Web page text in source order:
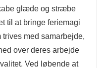
glæde og stræbe
til at bringe feriemagi
trives med samarbejde,
over deres arbejde
Ved løbende at